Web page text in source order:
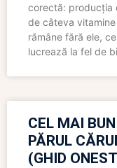
corectă: producția
de câteva
rămâne fără ele,
lucrează la fel de
CEL MAI
PĂRUL
(GHID